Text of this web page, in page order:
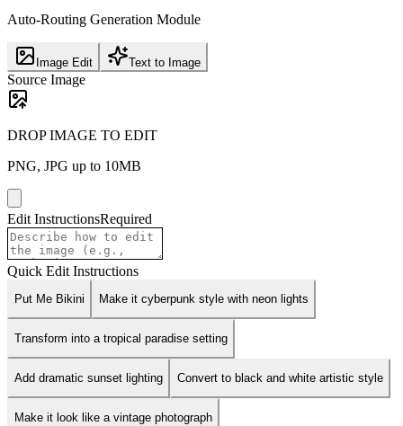
Auto-Routing Generation Module
Image Edit Text to Image
Source Image
DROP IMAGE TO EDIT
PNG, JPG up to 10MB
Edit InstructionsRequired
Quick Edit Instructions
Put Me Bikini Make it cyberpunk style with neon lights
Transform into a tropical paradise setting
Add dramatic sunset lighting Convert to black and white artistic style
Make it look like a vintage photograph